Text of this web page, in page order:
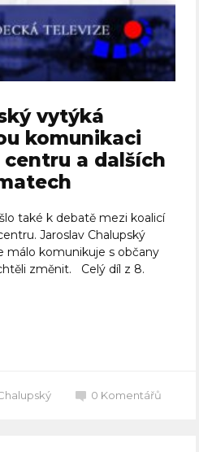
vytýká
komunikaci
a dalších
také k debatě mezi koalicí
Jaroslav Chalupský
málo komunikuje s občany
změnit. Celý díl z 8.
0 Komentářů